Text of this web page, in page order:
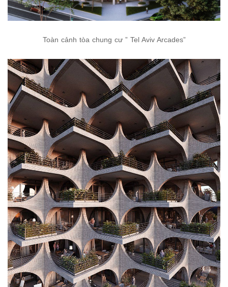
Toàn cảnh tòa chung cư ” Tel Aviv Arcades”